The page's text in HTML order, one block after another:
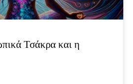
Τσάκρα και η